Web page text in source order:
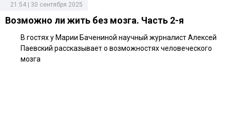
21:54 | 30 сентября 2025
Возможно ли жить без мозга. Часть 2-я
В гостях у Марии Бачениной научный журналист Алексей
Паевский рассказывает о возможностях человеческого
мозга